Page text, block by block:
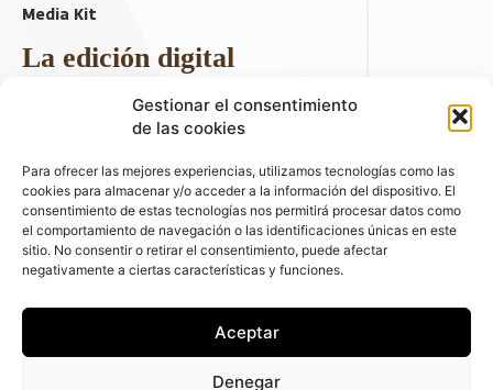
Gestionar el consentimiento
de las cookies
Para ofrecer las mejores experiencias, utilizamos tecnologías como las
cookies para almacenar y/o acceder a la información del dispositivo. El
consentimiento de estas tecnologías nos permitirá procesar datos como
el comportamiento de navegación o las identificaciones únicas en este
sitio. No consentir o retirar el consentimiento, puede afectar
negativamente a ciertas características y funciones.
Aceptar
Denegar
Media Kit
La edición digital
Descargar último ejemplar
ir a hemeroteca
+ Contenido en redes sociales